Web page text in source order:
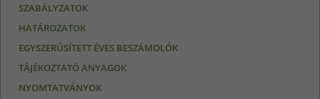
SZABÁLYZATOK
HATÁROZATOK
EGYSZERŰSÍTETT ÉVES BESZÁMOLÓK
TÁJÉKOZTATÓ ANYAGOK
NYOMTATVÁNYOK